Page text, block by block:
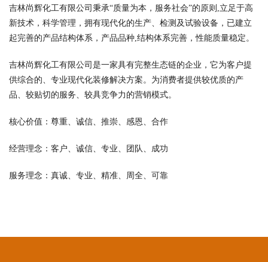
吉林尚辉化工有限公司秉承“质量为本，服务社会”的原则,立足于高
新技术，科学管理，拥有现代化的生产、检测及试验设备，已建立
起完善的产品结构体系，产品品种,结构体系完善，性能质量稳定。
吉林尚辉化工有限公司是一家具有完整生态链的企业，它为客户提
供综合的、专业现代化装修解决方案。为消费者提供较优质的产
品、较贴切的服务、较具竞争力的营销模式。
核心价值：尊重、诚信、推崇、感恩、合作
经营理念：客户、诚信、专业、团队、成功
服务理念：真诚、专业、精准、周全、可靠